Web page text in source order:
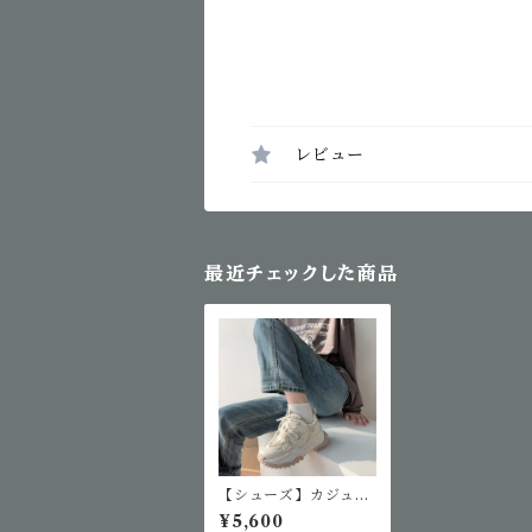
レビュー
最近チェックした商品
【シューズ】カジュア
ルダッドスニーカー
¥5,600